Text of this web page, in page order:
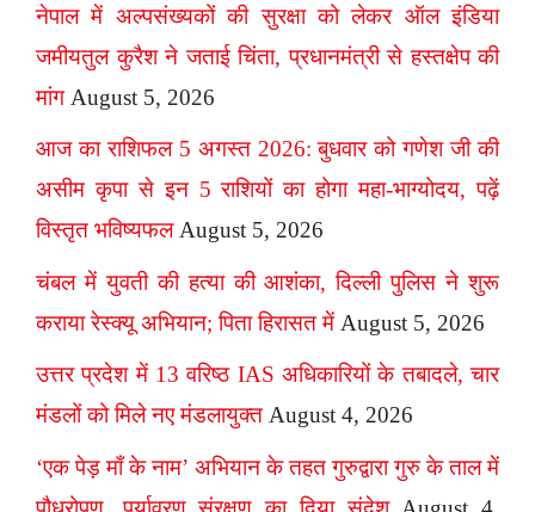
नेपाल में अल्पसंख्यकों की सुरक्षा को लेकर ऑल इंडिया
जमीयतुल कुरैश ने जताई चिंता, प्रधानमंत्री से हस्तक्षेप की
मांग August 5, 2026
आज का राशिफल 5 अगस्त 2026: बुधवार को गणेश जी की
असीम कृपा से इन 5 राशियों का होगा महा-भाग्योदय, पढ़ें
विस्तृत भविष्यफल August 5, 2026
चंबल में युवती की हत्या की आशंका, दिल्ली पुलिस ने शुरू
कराया रेस्क्यू अभियान; पिता हिरासत में August 5, 2026
उत्तर प्रदेश में 13 वरिष्ठ IAS अधिकारियों के तबादले, चार
मंडलों को मिले नए मंडलायुक्त August 4, 2026
‘एक पेड़ माँ के नाम’ अभियान के तहत गुरुद्वारा गुरु के ताल में